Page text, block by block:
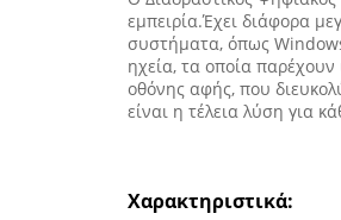
εμπειρία.Έχει διάφορα
συστήματα, όπως
ηχεία, τα οποία
οθόνης αφής, που
είναι η τέλεια λύση για
Χαρακτηριστικά: